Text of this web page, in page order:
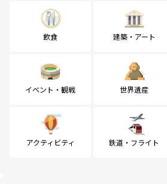
飲食 建築・アート
イベント・観戦 世界遺産
アクティビティ 鉄道・フライト